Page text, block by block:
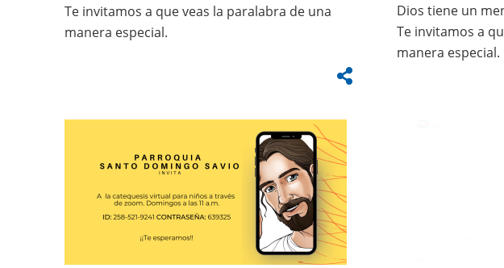
Te invitamos a que veas la paralabra de una
manera especial.
Dios tiene un
Te invitamos a
manera especial.